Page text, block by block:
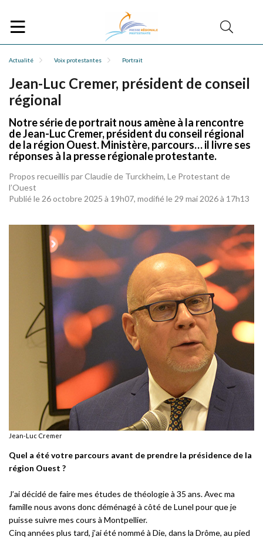
Actualité Voix protestantes Portrait
Jean-Luc Cremer, président de conseil
régional
Notre série de portrait nous amène à la rencontre
de Jean-Luc Cremer, président du conseil régional
de la région Ouest. Ministère, parcours… il livre ses
réponses à la presse régionale protestante.
Propos recueillis par Claudie de Turckheim, Le Protestant de
l’Ouest
Publié le 26 octobre 2025 à 19h07, modifié le 29 mai 2026 à 17h13
Jean-Luc Cremer
Quel a été votre parcours avant de prendre la présidence de la
région Ouest ?
J’ai décidé de faire mes études de théologie à 35 ans. Avec ma
famille nous avons donc déménagé à côté de Lunel pour que je
puisse suivre mes cours à Montpellier.
Cinq années plus tard, j’ai été nommé à Die, dans la Drôme, au pied